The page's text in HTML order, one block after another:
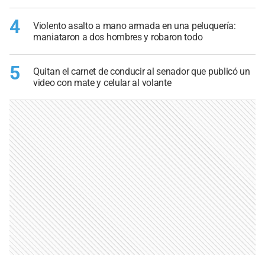
4
Violento asalto a mano armada en una peluquería:
maniataron a dos hombres y robaron todo
5
Quitan el carnet de conducir al senador que publicó un
video con mate y celular al volante